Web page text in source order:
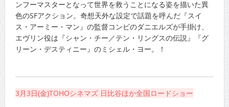
ンフーマスターとなって世界を救うことになる姿を描いた異
色のSFアクション。奇想天外な設定で話題を呼んだ『スイ
ス・アーミー・マン』の監督コンビのダニエルズが手掛け、
エヴリン役は『シャン・チー／テン・リングスの伝説』『グ
リーン・デスティニー』のミシェル・ヨー。！
3月3日(金)TOHOシネマズ 日比谷ほか全国ロードショー